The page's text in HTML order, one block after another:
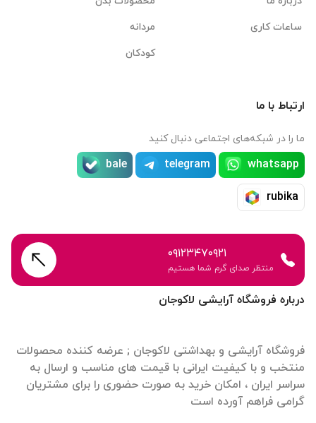
درباره فروشگاه آرایشی لاکوجان
فروشگاه آرایشی و بهداشتی لاکوجان ; عرضه کننده محصولات
منتخب و با کیفیت ایرانی با قیمت های مناسب و ارسال به
سراسر ایران ، امکان خرید به صورت حضوری را برای مشتریان
گرامی فراهم آورده است
ساعات کاری
مردانه
کودکان
ارتباط با ما
ما را در شبکه‌های اجتماعی دنبال کنید
whatsapp
telegram
bale
rubika
۰۹۱۲۳۴۷۰۹۲۱
منتظر صدای گرم شما هستیم